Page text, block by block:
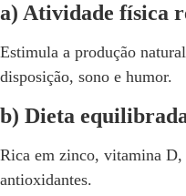
a) Atividade física
Estimula a produção
disposição, sono e humor.
b) Dieta
Rica em zinco, vitamina D,
antioxidantes.